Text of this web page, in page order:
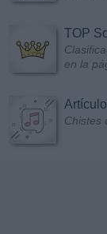
TOP
en la
Chistes